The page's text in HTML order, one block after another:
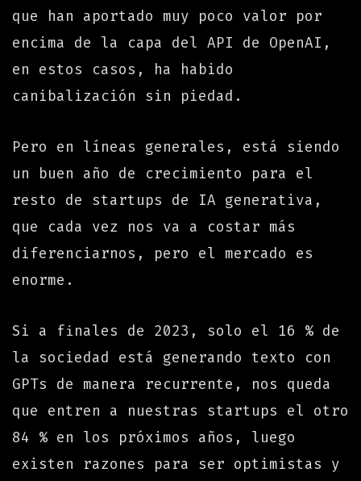
que han aportado muy poco valor por
encima de la capa del API de OpenAI,
en estos casos, ha habido
canibalización sin piedad.
Pero en líneas generales, está siendo
un buen año de crecimiento para el
resto de startups de IA generativa,
que cada vez nos va a costar más
diferenciarnos, pero el mercado es
enorme.
Si a finales de 2023, solo el 16 % de
la sociedad está generando texto con
GPTs de manera recurrente, nos queda
que entren a nuestras startups el otro
84 % en los próximos años, luego
existen razones para ser optimistas y